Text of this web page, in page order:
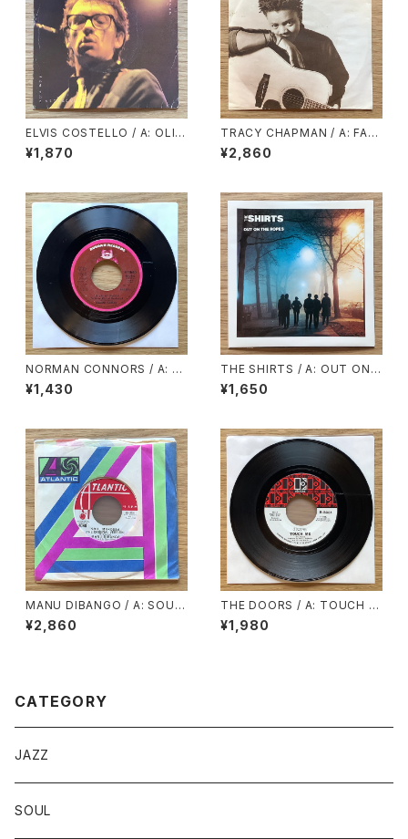
ELVIS COSTELLO / A: OLIV
ER’S ARMY / B: MY FUNNY
VALENTINE
¥1,870
TRACY CHAPMAN / A: FAS
T CAR / B: FOR YOU
¥2,860
NORMAN CONNORS / A: Y
OU ARE MY STARSHIP / B:
BUBBLES
¥1,430
THE SHIRTS / A: OUT ON
THE ROPES / B: MAYBE, MA
YBE NOT
¥1,650
MANU DIBANGO / A: SOUL
MAKOSSA (STEREO) / B: S
OUL MAKOSSA (MONO)
¥2,860
THE DOORS / A: TOUCH M
E / B: WILD CHILD
¥1,980
CATEGORY
JAZZ
SOUL